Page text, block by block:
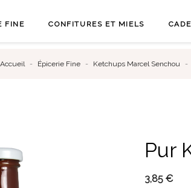
FINE CONFITURES ET MIELS
Accueil Épicerie Fine Ketchups Marcel Senchou
Pur
3,85 €